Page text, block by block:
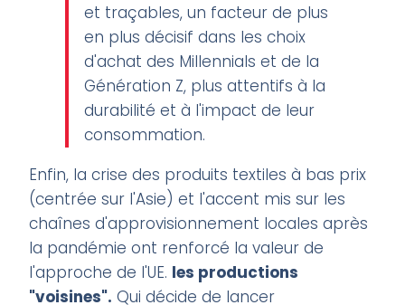
et traçables, un facteur de plus
en plus décisif dans les choix
d'achat des Millennials et de la
Génération Z, plus attentifs à la
durabilité et à l'impact de leur
consommation.
Enfin, la crise des produits textiles à bas prix
(centrée sur l'Asie) et l'accent mis sur les
chaînes d'approvisionnement locales après
la pandémie ont renforcé la valeur de
l'approche de l'UE. les productions
"voisines". Qui décide de lancer